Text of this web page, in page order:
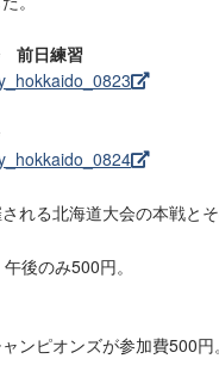
前日練習
れる北海道大会の本戦とそ
後のみ500円。
ンピオンズが参加費500円。